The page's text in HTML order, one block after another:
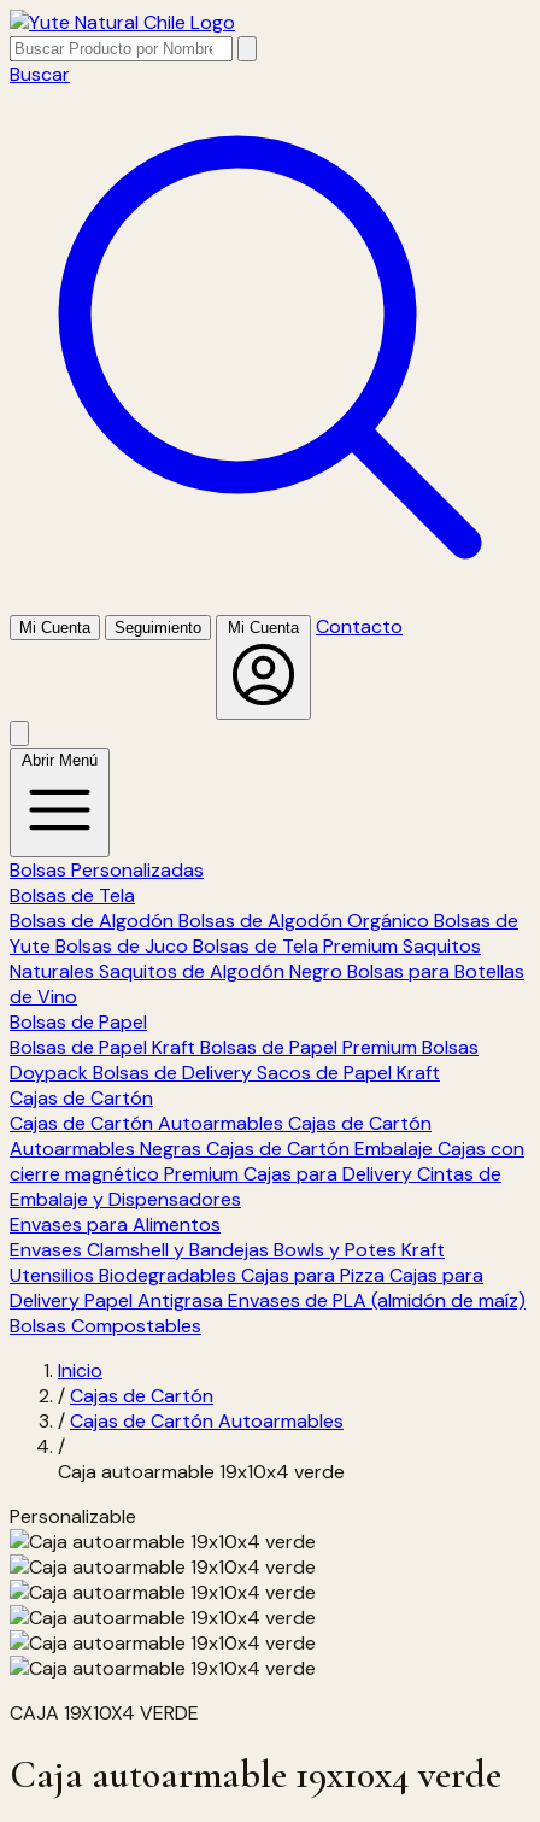
Buscar
Mi Cuenta Seguimiento Mi Cuenta Contacto
Abrir Menú
Bolsas Personalizadas
Bolsas de Tela
Bolsas de Algodón Bolsas de Algodón Orgánico Bolsas de
Yute Bolsas de Juco Bolsas de Tela Premium Saquitos
Naturales Saquitos de Algodón Negro Bolsas para Botellas
de Vino
Bolsas de Papel
Bolsas de Papel Kraft Bolsas de Papel Premium Bolsas
DoypackBolsas de DeliverySacos de Papel Kraft
Cajas de Cartón
Cajas de Cartón Autoarmables Cajas de Cartón
Autoarmables Negras Cajas de Cartón Embalaje Cajas con
cierre magnético Premium Cajas para DeliveryCintas de
Embalaje y Dispensadores
Envases para Alimentos
Envases Clamshell y Bandejas Bowls y Potes Kraft
Utensilios Biodegradables Cajas para Pizza Cajas para
DeliveryPapel Antigrasa Envases de PLA (almidón de maíz)
Bolsas Compostables
Inicio
/Cajas de Cartón
/Cajas de Cartón Autoarmables
/
Caja autoarmable 19x10x4 verde
Personalizable
CAJA 19X10X4 VERDE
Caja autoarmable 19x10x4 verde